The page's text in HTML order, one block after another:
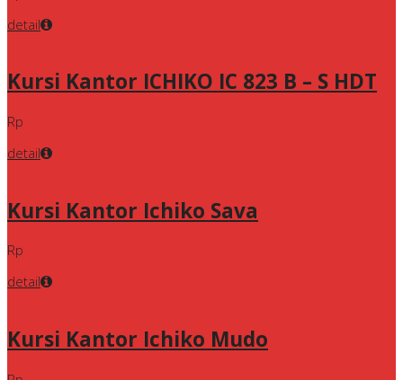
detail
Kursi Kantor ICHIKO IC 823 B – S HDT
Rp
detail
Kursi Kantor Ichiko Sava
Rp
detail
Kursi Kantor Ichiko Mudo